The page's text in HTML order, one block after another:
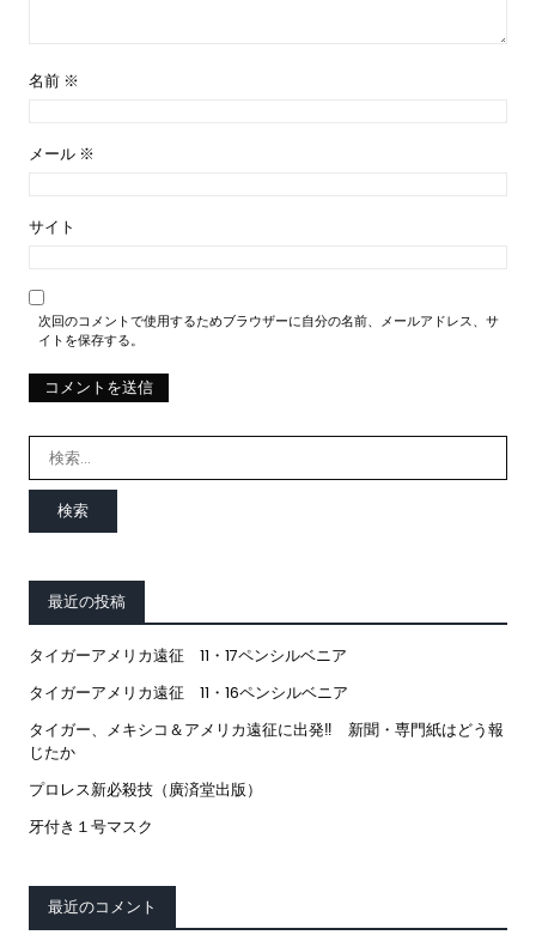
名前 ※
メール ※
サイト
次回のコメントで使用するためブラウザーに自分の名前、メールアドレス、サ
イトを保存する。
最近の投稿
タイガーアメリカ遠征 11・17ペンシルベニア
タイガーアメリカ遠征 11・16ペンシルベニア
タイガー、メキシコ＆アメリカ遠征に出発‼ 新聞・専門紙はどう報
じたか
プロレス新必殺技（廣済堂出版）
牙付き１号マスク
最近のコメント